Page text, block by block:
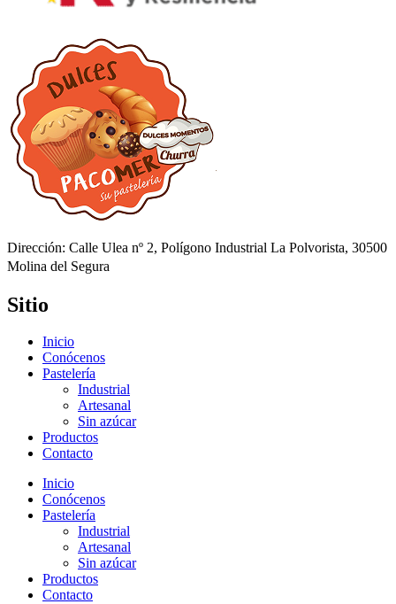
Dirección: Calle Ulea nº 2, Polígono Industrial La Polvorista, 30500
Molina del Segura
Sitio
Inicio
Conócenos
Pastelería
Industrial
Artesanal
Sin azúcar
Productos
Contacto
Inicio
Conócenos
Pastelería
Industrial
Artesanal
Sin azúcar
Productos
Contacto